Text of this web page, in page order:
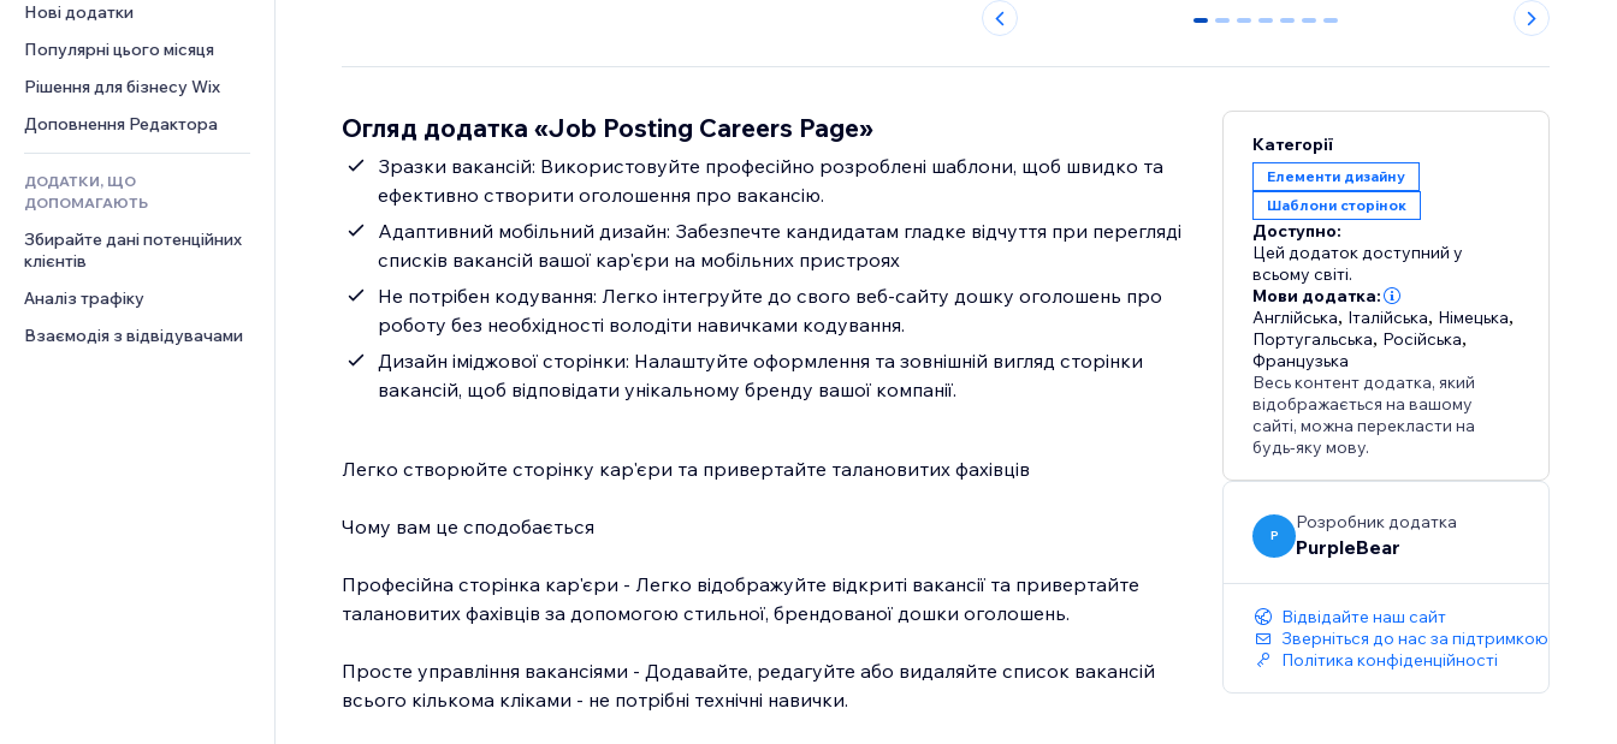
Дропшипінг
Тарифні плани й підписки
Краудфандинг
Їжа та напої
PDF
Обмін файлами
Новини
Ефекти зображення
Кнопки та меню
Банери та бейджі
Калькулятори
Пошук
Погода
Графіки й таблиці
Чат
Коментарі
Телефон
Спільнота
Відгуки
CRM
Нові додатки
Популярні цього місяця
Рішення для бізнесу Wix
Доповнення Редактора
ДОДАТКИ, ЩО
ДОПОМАГАЮТЬ
Збирайте дані потенційних
клієнтів
Аналіз трафіку
Взаємодія з відвідувачами
0 1 2 3 4 5 6
Огляд додатка «Job Posting Careers Page»
Зразки вакансій: Використовуйте професійно розроблені шаблони, щоб швидко та
ефективно створити оголошення про вакансію.
Адаптивний мобільний дизайн: Забезпечте кандидатам гладке відчуття при перегляді
списків вакансій вашої кар'єри на мобільних пристроях
Не потрібен кодування: Легко інтегруйте до свого веб-сайту дошку оголошень про
роботу без необхідності володіти навичками кодування.
Дизайн іміджової сторінки: Налаштуйте оформлення та зовнішній вигляд сторінки
вакансій, щоб відповідати унікальному бренду вашої компанії.
Легко створюйте сторінку кар'єри та привертайте талановитих фахівців
Чому вам це сподобається
Професійна сторінка кар'єри - Легко відображуйте відкриті вакансії та привертайте
талановитих фахівців за допомогою стильної, брендованої дошки оголошень.
Просте управління вакансіями - Додавайте, редагуйте або видаляйте список вакансій
всього кількома кліками - не потрібні технічні навички.
Категорії
Елементи дизайну
Шаблони сторінок
Доступно:
Цей додаток доступний у
всьому світі.
Мови додатка:
Англійська, Італійська, Німецька,
Португальська, Російська,
Французька
Весь контент додатка, який
відображається на вашому
сайті, можна перекласти на
будь-яку мову.
P
Розробник додатка
PurpleBear
Відвідайте наш сайт
Зверніться до нас за підтримкою
Політика конфіденційності